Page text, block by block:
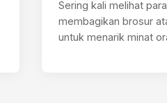
Sering kali melihat
membagikan brosur
untuk menarik minat